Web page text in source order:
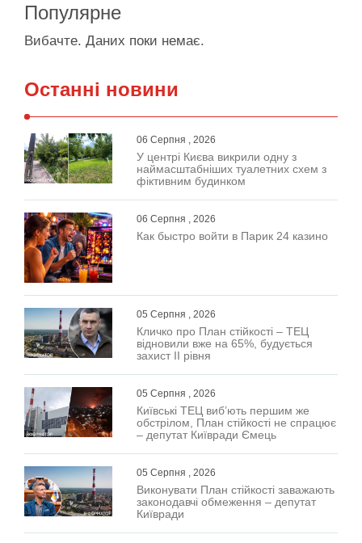
Популярне
Вибачте. Даних поки немає.
Останні новини
06 Серпня , 2026
У центрі Києва викрили одну з
наймасштабніших туалетних схем з
фіктивним будинком
06 Серпня , 2026
Как быстро войти в Парик 24 казино
05 Серпня , 2026
Кличко про План стійкості – ТЕЦ
відновили вже на 65%, будується
захист ІІ рівня
05 Серпня , 2026
Київські ТЕЦ виб’ють першим же
обстрілом, План стійкості не спрацює
– депутат Київради Ємець
05 Серпня , 2026
Виконувати План стійкості заважають
законодавчі обмеження – депутат
Київради